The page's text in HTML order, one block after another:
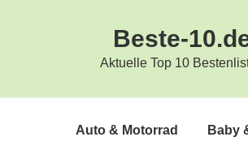
Beste-
Aktuelle Top 10
Auto & Motorrad Baby